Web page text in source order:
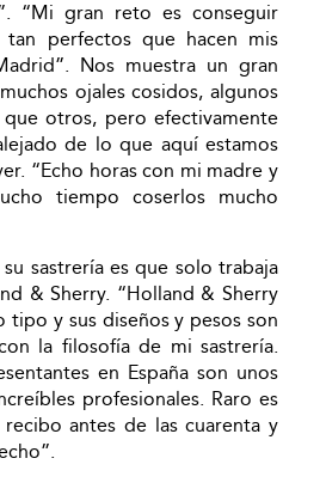
“Mi gran reto es conseguir
tan perfectos que hacen mis
Nos muestra un gran
ojales cosidos, algunos
otros, pero efectivamente
de lo que aquí estamos
“Echo horas con mi madre y
tiempo coserlos mucho
sastrería es que solo trabaja
& Sherry. “Holland & Sherry
y sus diseños y pesos son
la filosofía de mi sastrería.
en España son unos
profesionales. Raro es
antes de las cuarenta y